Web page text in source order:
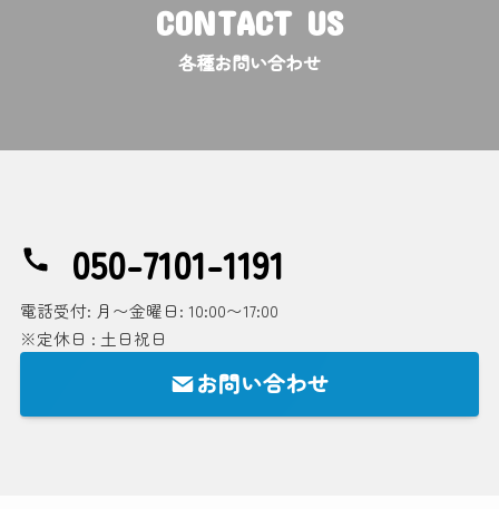
CONTACT US
各種お問い合わせ
050-7101-1191
電話受付: 月〜金曜日: 10:00〜17:00
※定休日 : 土日祝日
お問い合わせ